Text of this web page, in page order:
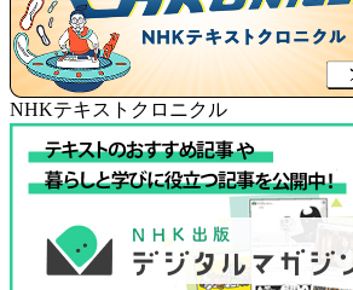
NHKテキストクロニクル